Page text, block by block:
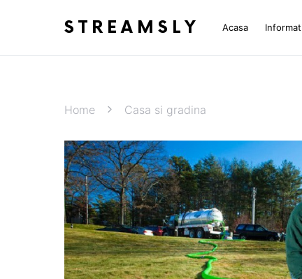
STREAMSLY Acasa
Home Casa si gradina